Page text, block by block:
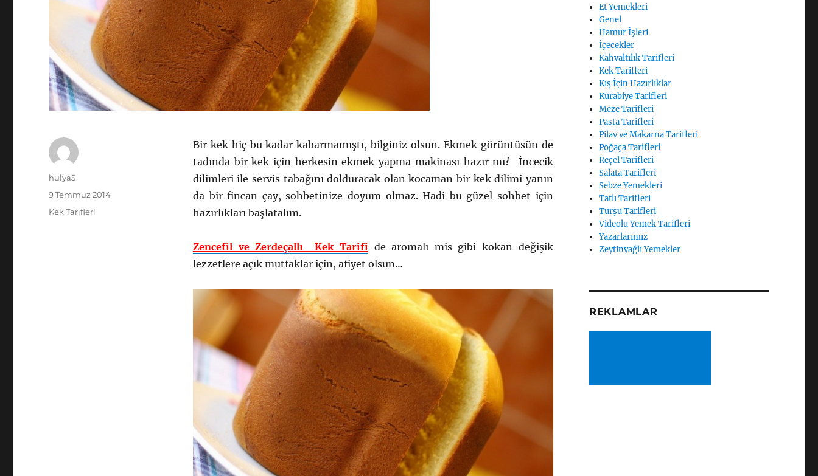
Bir kek hiç bu kadar kabarmamıştı, bilginiz olsun. Ekmek görüntüsün de
tadında bir kek için herkesin ekmek yapma makinası hazır mı? İncecik
dilimleri ile servis tabağını dolduracak olan kocaman bir kek dilimi yanın
da bir fincan çay, sohbetinize doyum olmaz. Hadi bu güzel sohbet için
hazırlıkları başlatalım.
Zencefil ve Zerdeçallı Kek Tarifi de aromalı mis gibi kokan değişik
lezzetlere açık mutfaklar için, afiyet olsun…
Yazar
hulya5
Yayın
tarihi
9 Temmuz 2014
Kategoriler
Kek Tarifleri
Et Yemekleri
Genel
Hamur İşleri
İçecekler
Kahvaltılık Tarifleri
Kek Tarifleri
Kış İçin Hazırlıklar
Kurabiye Tarifleri
Meze Tarifleri
Pasta Tarifleri
Pilav ve Makarna Tarifleri
Poğaça Tarifleri
Reçel Tarifleri
Salata Tarifleri
Sebze Yemekleri
Tatlı Tarifleri
Turşu Tarifleri
Videolu Yemek Tarifleri
Yazarlarımız
Zeytinyağlı Yemekler
REKLAMLAR